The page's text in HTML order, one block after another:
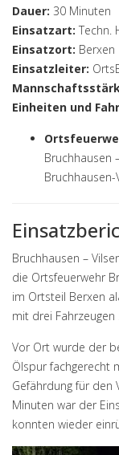
Dauer: 30 Minuten
Einsatzart: Techn.
Einsatzort: Berxen
Einsatzleiter:
Einheiten und
Bruchhausen
Bruchhausen-
Bruchhausen –
die Ortsfeuerwehr
im Ortsteil Berxen
mit drei
Vor Ort wurde der
Ölspur fachgerecht
Gefährdung für den
Minuten war der
konnten wieder